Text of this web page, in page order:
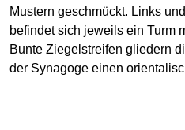
Mustern geschmückt. Links
befindet sich jeweils ein Turm
Bunte Ziegelstreifen gliedern
der Synagoge einen